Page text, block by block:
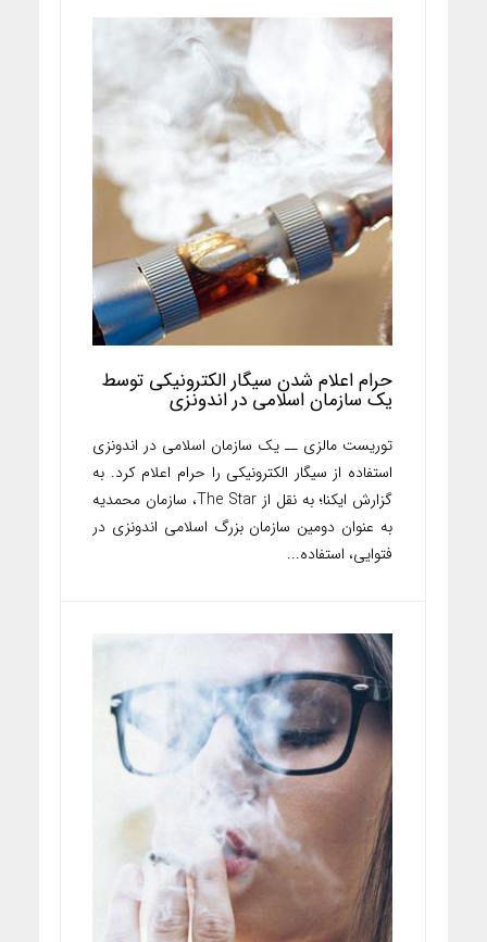
حرام اعلام شدن سیگار الکترونیکی توسط
یک سازمان اسلامی در اندونزی
توریست مالزی ــ یک سازمان اسلامی در اندونزی
استفاده از سیگار الکترونیکی را حرام اعلام کرد. به
گزارش ایکنا؛ به نقل از The Star، سازمان محمدیه
به عنوان دومین سازمان بزرگ اسلامی اندونزی در
فتوایی، استفاده...